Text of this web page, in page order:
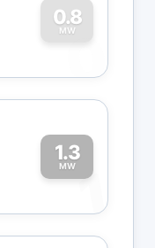
0.8
MW
0
1.3
MW1